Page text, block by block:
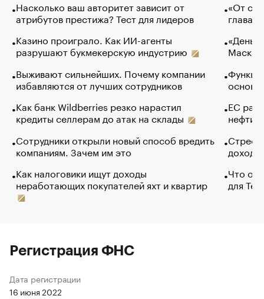
Насколько ваш авторитет зависит от
атрибутов престижа? Тест для лидеров
Казино проиграло. Как ИИ-агенты
разрушают букмекерскую индустрию
Выживают сильнейших. Почему компании
избавляются от лучших сотрудников
Как банк Wildberries резко нарастил
кредиты селлерам до атак на склады
Сотрудники открыли новый способ вредить
компаниям. Зачем им это
Как налоговики ищут доходы
неработающих покупателей яхт и квартир
«От
глава
Маск в
основ
ЕС
нефти
Что
для
Регистрация ФНС
Дата регистрации
16 июня 2022